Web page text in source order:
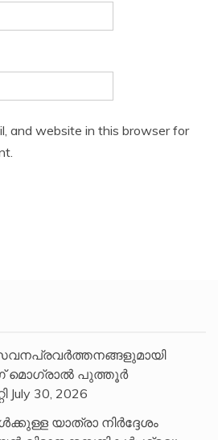
and website in this browser for
മൊഗ്രാൽ പുത്തൂർ
July 30, 2026
യാത്രാ നിർദ്ദേശം